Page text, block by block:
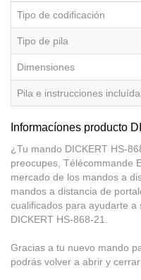
Tipo de codificación
Tipo de pila
Dimensiones
Pila e instrucciones
Informacíones producto
¿Tu mando DICKERT HS-
preocupes, Télécommande
mercado de los mandos a
mandos a distancia de
cualificados para ayudarte
DICKERT HS-868-21.
Gracias a tu nuevo mando
podrás volver a abrir y